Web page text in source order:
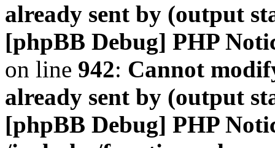
already sent by (output
[phpBB Debug] PHP
on line 942: Cannot
already sent by (output
[phpBB Debug] PHP